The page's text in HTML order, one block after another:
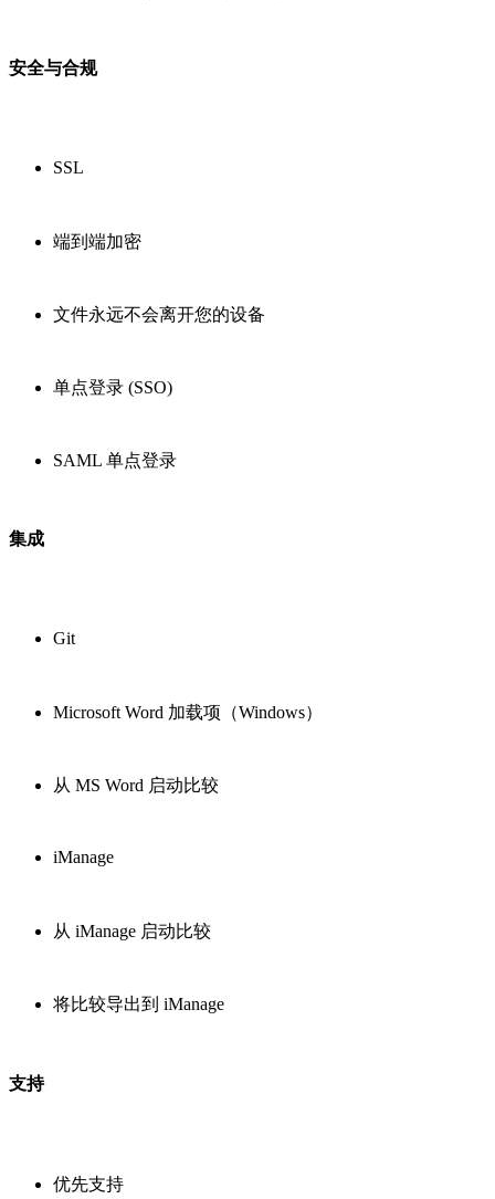
安全与合规
SSL
端到端加密
文件永远不会离开您的设备
单点登录 (SSO)
SAML 单点登录
集成
Git
Microsoft Word 加载项（Windows）
从 MS Word 启动比较
iManage
从 iManage 启动比较
将比较导出到 iManage
支持
优先支持